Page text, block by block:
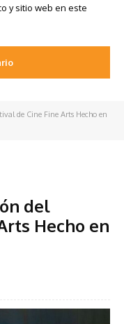
y sitio web en este